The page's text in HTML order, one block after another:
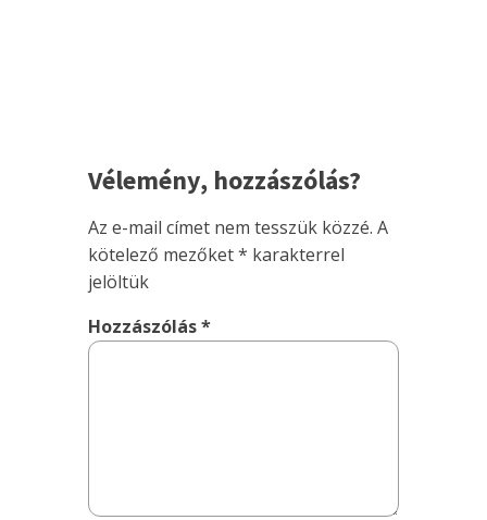
Vélemény, hozzászólás?
Az e-mail címet nem tesszük közzé. A
kötelező mezőket* karakterrel
jelöltük
Hozzászólás*